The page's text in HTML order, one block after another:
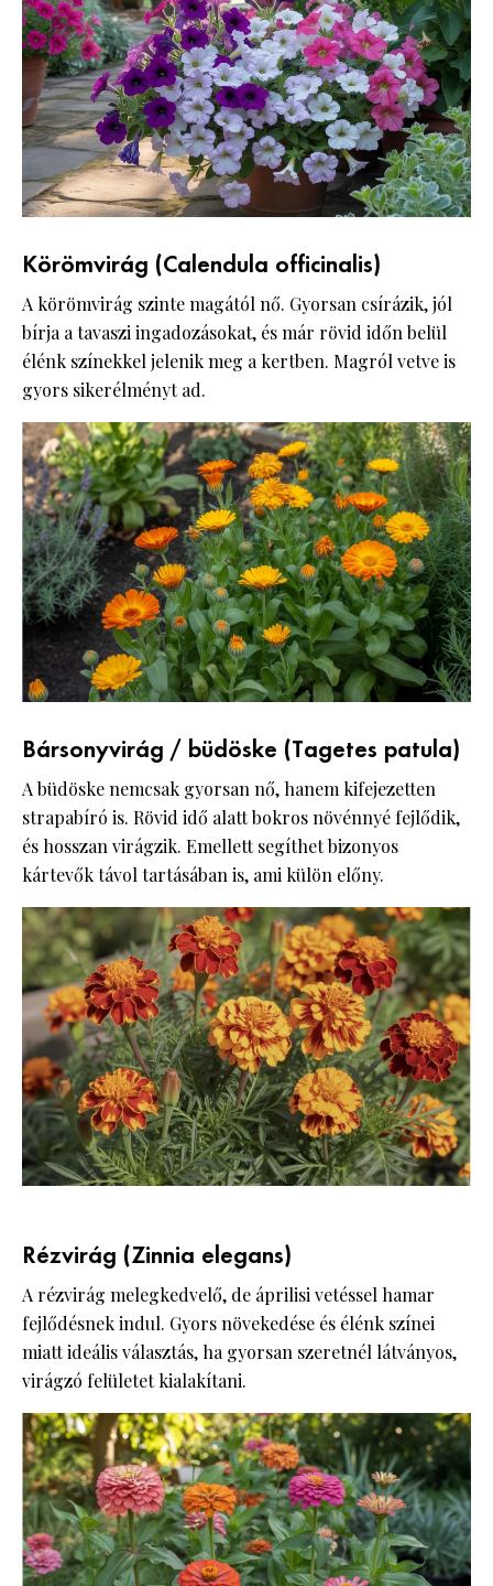
Körömvirág (Calendula officinalis)
A körömvirág szinte magától nő. Gyorsan csírázik, jól
bírja a tavaszi ingadozásokat, és már rövid időn belül
élénk színekkel jelenik meg a kertben. Magról vetve is
gyors sikerélményt ad.
Bársonyvirág / büdöske (Tagetes patula)
A büdöske nemcsak gyorsan nő, hanem kifejezetten
strapabíró is. Rövid idő alatt bokros növénnyé fejlődik,
és hosszan virágzik. Emellett segíthet bizonyos
kártevők távol tartásában is, ami külön előny.
Rézvirág (Zinnia elegans)
A rézvirág melegkedvelő, de áprilisi vetéssel hamar
fejlődésnek indul. Gyors növekedése és élénk színei
miatt ideális választás, ha gyorsan szeretnél látványos,
virágzó felületet kialakítani.